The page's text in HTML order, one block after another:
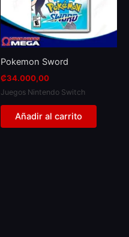
Pokemon Sword
₡34.000,00
Juegos Nintendo Switch
Añadir al carrito